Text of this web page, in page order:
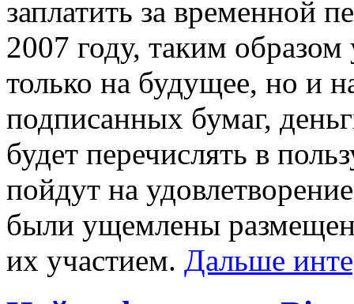
заплатить за временной
2007 году, таким образом
только на будущее, но и
подписанных бумаг,
будет перечислять в
пойдут на
были ущемлены
их участием. Дальше